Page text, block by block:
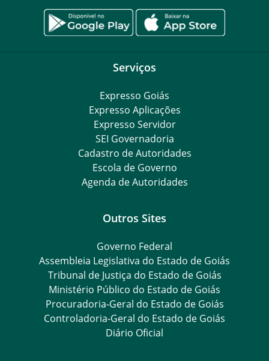
Serviços
Expresso Goiás
Expresso Aplicações
Expresso Servidor
SEI Governadoria
Cadastro de Autoridades
Escola de Governo
Agenda de Autoridades
Outros Sites
Governo Federal
Assembleia Legislativa do Estado de Goiás
Tribunal de Justiça do Estado de Goiás
Ministério Público do Estado de Goiás
Procuradoria-Geral do Estado de Goiás
Controladoria-Geral do Estado de Goiás
Diário Oficial